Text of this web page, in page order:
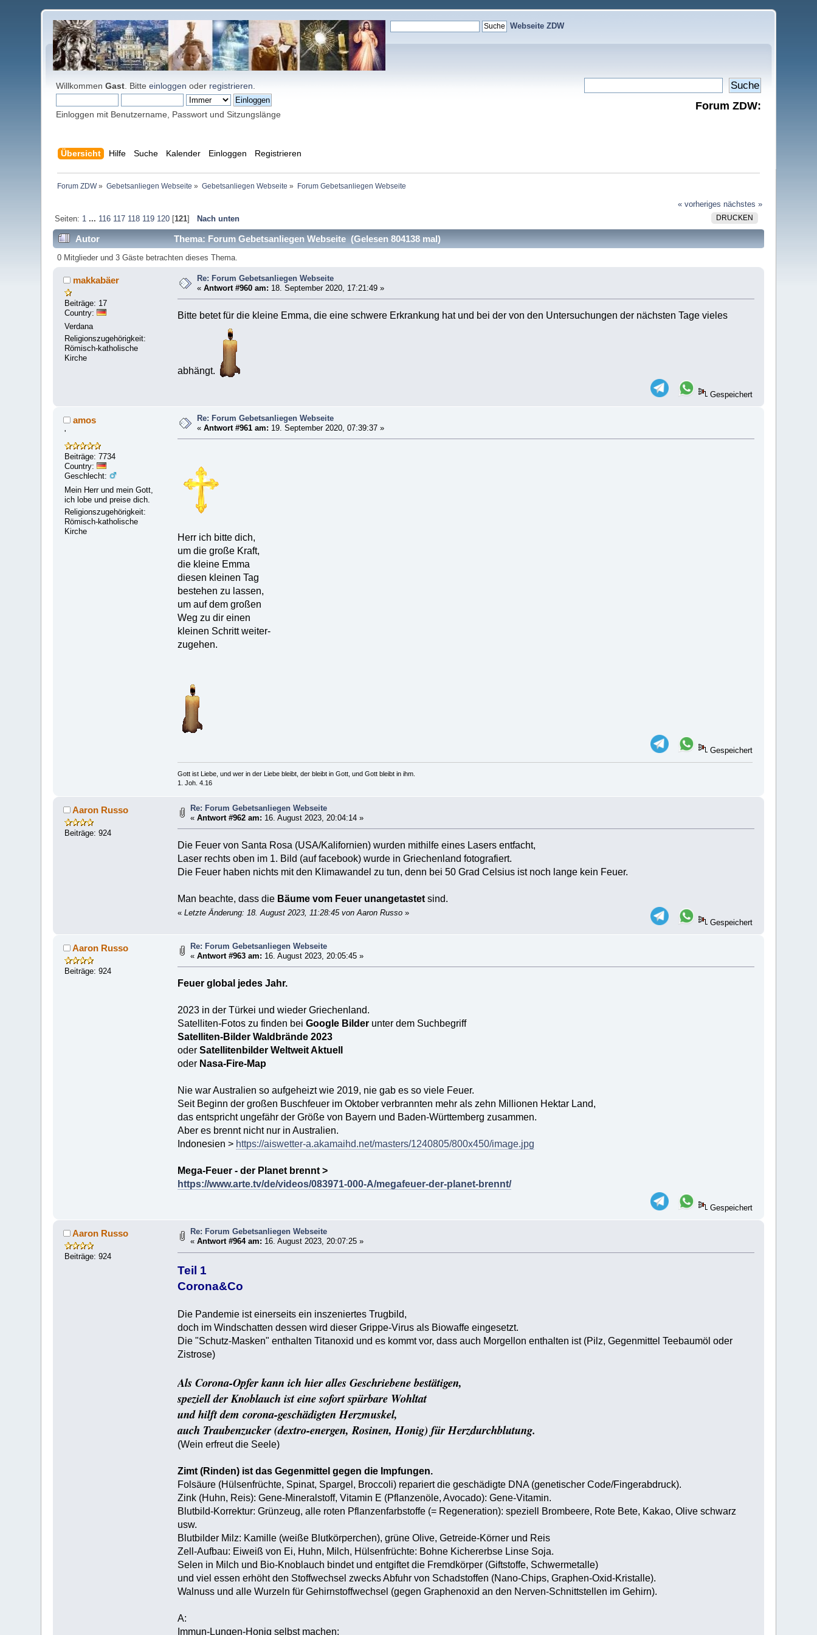
Webseite ZDW
WillkommenGast . Bitteeinloggen oder registrieren
Einloggen mit Benutzername, Passwort und Sitzungslänge
Forum ZDW:
Übersicht Hilfe Suche Kalender Einloggen Registrieren
Forum ZDW» Gebetsanliegen Webseite » Gebetsanliegen Webseite » Forum Gebetsanliegen Webseite
« vorheriges nächstes »
DRUCKEN
Seiten: 1 ... 116 117 118 119 120[121] Nach unten
Autor Thema: Forum Gebetsanliegen Webseite (Gelesen 804138 mal)
0 Mitglieder und 3 Gäste betrachten dieses Thema.
makkabäer
Beiträge: 17
Country:
Verdana
Religionszugehörigkeit:
Römisch-katholische
Kirche
Re: Forum Gebetsanliegen Webseite
«Antwort #960 am: 18. September 2020, 17:21:49 »
Bitte betet für die kleine Emma, die eine schwere Erkrankung hat und bei der von den Untersuchungen der nächsten Tage vieles
abhängt.
Gespeichert
amos
'
Beiträge: 7734
Country:
Geschlecht:
Mein Herr und mein Gott,
ich lobe und preise dich.
Religionszugehörigkeit:
Römisch-katholische
Kirche
Re: Forum Gebetsanliegen Webseite
«Antwort #961 am: 19. September 2020, 07:39:37 »
Herr ich bitte dich,
um die große Kraft,
die kleine Emma
diesen kleinen Tag
bestehen zu lassen,
um auf dem großen
Weg zu dir einen
kleinen Schritt weiter-
zugehen.
Gespeichert
Gott ist Liebe, und wer in der Liebe bleibt, der bleibt in Gott, und Gott bleibt in ihm.
1. Joh. 4.16
Aaron Russo
Beiträge: 924
Re: Forum Gebetsanliegen Webseite
«Antwort #962 am: 16. August 2023, 20:04:14 »
Die Feuer von Santa Rosa (USA/Kalifornien) wurden mithilfe eines Lasers entfacht,
Laser rechts oben im 1. Bild (auf facebook) wurde in Griechenland fotografiert.
Die Feuer haben nichts mit den Klimawandel zu tun, denn bei 50 Grad Celsius ist noch lange kein Feuer.
Man beachte, dass die Bäume vom Feuer unangetastet sind.
« Letzte Änderung: 18. August 2023, 11:28:45 von Aaron Russo »
Gespeichert
Aaron Russo
Beiträge: 924
Re: Forum Gebetsanliegen Webseite
«Antwort #963 am: 16. August 2023, 20:05:45 »
Feuer global jedes Jahr.
2023 in der Türkei und wieder Griechenland.
Satelliten-Fotos zu finden bei Google Bilder unter dem Suchbegriff
Satelliten-Bilder Waldbrände 2023
oder Satellitenbilder Weltweit Aktuell
oder Nasa-Fire-Map
Nie war Australien so aufgeheizt wie 2019, nie gab es so viele Feuer.
Seit Beginn der großen Buschfeuer im Oktober verbrannten mehr als zehn Millionen Hektar Land,
das entspricht ungefähr der Größe von Bayern und Baden-Württemberg zusammen.
Aber es brennt nicht nur in Australien.
Indonesien > https://aiswetter-a.akamaihd.net/masters/1240805/800x450/image.jpg
Mega-Feuer - der Planet brennt >
https://www.arte.tv/de/videos/083971-000-A/megafeuer-der-planet-brennt/
Gespeichert
Aaron Russo
Beiträge: 924
Re: Forum Gebetsanliegen Webseite
«Antwort #964 am: 16. August 2023, 20:07:25 »
Teil 1
Corona&Co
Die Pandemie ist einerseits ein inszeniertes Trugbild,
doch im Windschatten dessen wird dieser Grippe-Virus als Biowaffe eingesetzt.
Die "Schutz-Masken" enthalten Titanoxid und es kommt vor, dass auch Morgellon enthalten ist (Pilz, Gegenmittel Teebaumöl oder
Zistrose)
Als Corona-Opfer kann ich hier alles Geschriebene bestätigen,
speziell der Knoblauch ist eine sofort spürbare Wohltat
und hilft dem corona-geschädigten Herzmuskel,
auch Traubenzucker (dextro-energen, Rosinen, Honig) für Herzdurchblutung.
(Wein erfreut die Seele)
Zimt (Rinden) ist das Gegenmittel gegen die Impfungen.
Folsäure (Hülsenfrüchte, Spinat, Spargel, Broccoli) repariert die geschädigte DNA (genetischer Code/Fingerabdruck).
Zink (Huhn, Reis): Gene-Mineralstoff, Vitamin E (Pflanzenöle, Avocado): Gene-Vitamin.
Blutbild-Korrektur: Grünzeug, alle roten Pflanzenfarbstoffe (= Regeneration): speziell Brombeere, Rote Bete, Kakao, Olive schwarz
usw.
Blutbilder Milz: Kamille (weiße Blutkörperchen), grüne Olive, Getreide-Körner und Reis
Zell-Aufbau: Eiweiß von Ei, Huhn, Milch, Hülsenfrüchte: Bohne Kichererbse Linse Soja.
Selen in Milch und Bio-Knoblauch bindet und entgiftet die Fremdkörper (Giftstoffe, Schwermetalle)
und viel essen erhöht den Stoffwechsel zwecks Abfuhr von Schadstoffen (Nano-Chips, Graphen-Oxid-Kristalle).
Walnuss und alle Wurzeln für Gehirnstoffwechsel (gegen Graphenoxid an den Nerven-Schnittstellen im Gehirn).
A:
Immun-Lungen-Honig selbst machen: